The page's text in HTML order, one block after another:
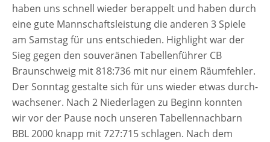
haben uns schnell wie­der berap­pelt und haben durch
eine gute Mannschaftsleistung die ande­ren 3 Spiele
am Samstag für uns ent­schie­den. Highlight war der
Sieg gegen den sou­ve­rä­nen Tabellenführer CB
Braunschweig mit 818:736 mit nur einem Räumfehler.
Der Sonntag gestal­te sich für uns wie­der etwas durch­
wach­se­ner. Nach 2 Niederlagen zu Beginn konn­ten
wir vor der Pause noch unse­ren Tabellennachbarn
BBL 2000 knapp mit 727:715 schla­gen. Nach dem